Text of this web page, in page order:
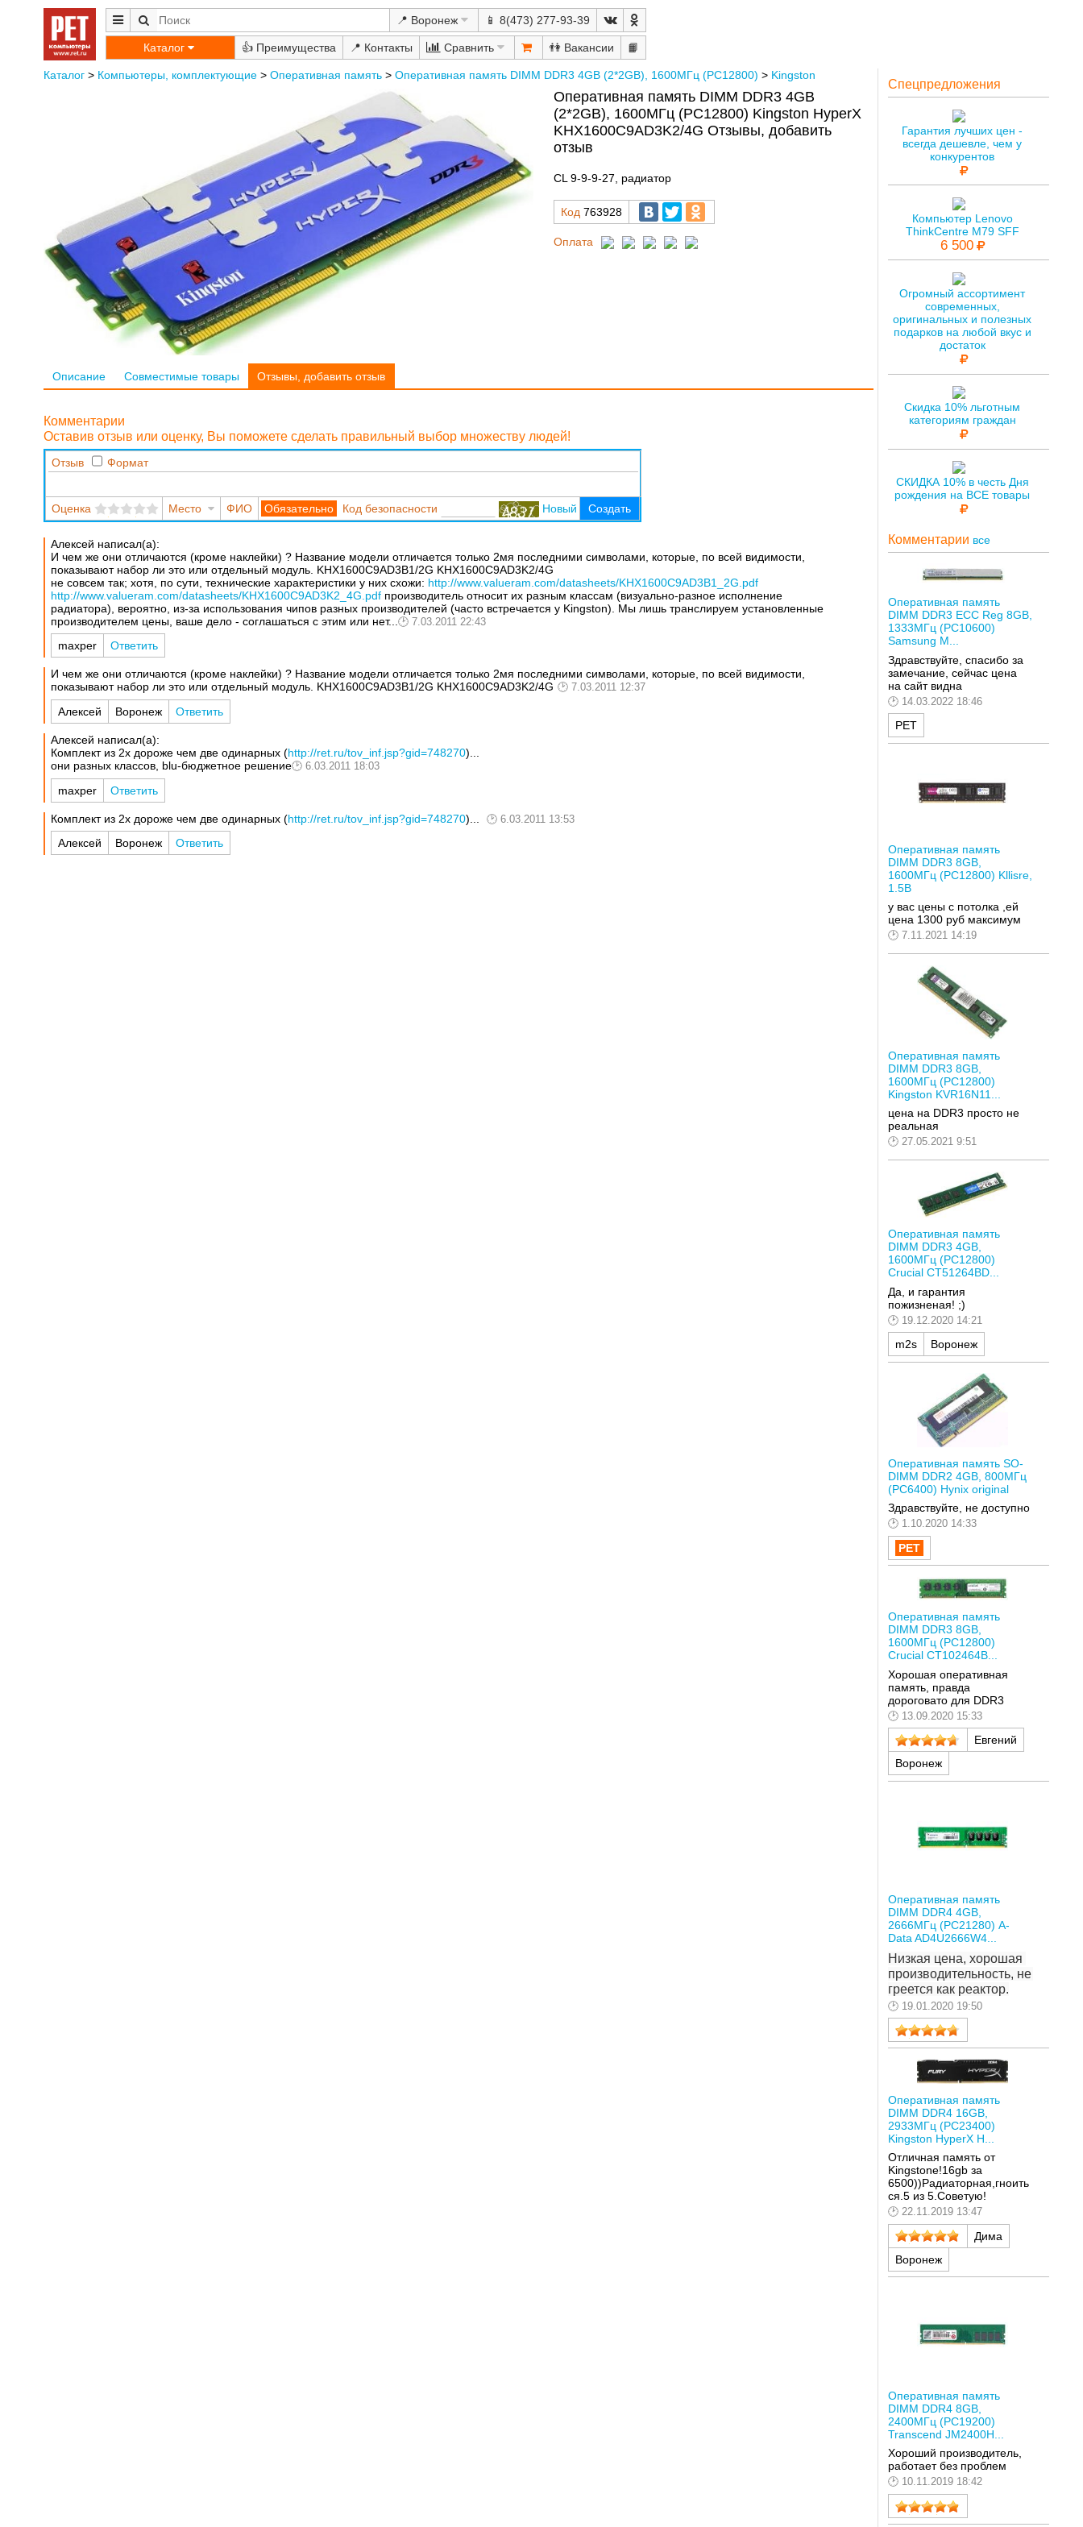
📍 Воронеж 📱 8(473) 277-93-39
Каталог 👍 📍 Сравнить 👫 📙
Каталог> Компьютеры, комплектующие> Оперативная память> Оперативная память DIMM DDR3 4GB (2*2GB), 1600МГц (PC12800) > Kingston
Оперативная память DIMM DDR3 4GB
(2*2GB), 1600МГц (PC12800) Kingston HyperX
KHX1600C9AD3K2/4G Отзывы, добавить
отзыв
CL 9-9-9-27, радиатор
Код 763928
Оплата
Описание Совместимые товары Отзывы, добавить отзыв
Комментарии
Оставив отзыв или оценку, Вы поможете сделать правильный выбор множеству людей!
Отзыв Формат
Оценка Место ФИО Код безопасности Новый Создать
Алексей написал(а):
И чем же они отличаются (кроме наклейки) ? Название модели отличается только 2мя последними символами, которые, по всей видимости,
показывают набор ли это или отдельный модуль. KHX1600C9AD3B1/2G KHX1600C9AD3K2/4G
не совсем так; хотя, по сути, технические характеристики у них схожи: http://www.valueram.com/datasheets/KHX1600C9AD3B1_2G.pdf
http://www.valueram.com/datasheets/KHX1600C9AD3K2_4G.pdf производитель относит их разным классам (визуально-разное исполнение
радиатора), вероятно, из-за использования чипов разных производителей (часто встречается у Kingston). Мы лишь транслируем установленные
производителем цены, ваше дело - соглашаться с этим или нет...
7.03.2011 22:43
maxper Ответить
И чем же они отличаются (кроме наклейки) ? Название модели отличается только 2мя последними символами, которые, по всей видимости,
показывают набор ли это или отдельный модуль. KHX1600C9AD3B1/2G KHX1600C9AD3K2/4G
7.03.2011 12:37
Алексей Воронеж Ответить
Алексей написал(а):
Комплект из 2х дороже чем две одинарных (http://ret.ru/tov_inf.jsp?gid=748270)...
они разных классов, blu-бюджетное решение
6.03.2011 18:03
maxper Ответить
Комплект из 2х дороже чем две одинарных (http://ret.ru/tov_inf.jsp?gid=748270)... 6.03.2011 13:53
Алексей Воронеж Ответить
Спецпредложения
Гарантия лучших цен -
всегда дешевле, чем у
конкурентов
Компьютер Lenovo
ThinkCentre M79 SFF
6 500
Огромный ассортимент
современных,
оригинальных и полезных
подарков на любой вкус и
достаток
Скидка 10% льготным
категориям граждан
СКИДКА 10% в честь Дня
рождения на ВСЕ товары
Комментарии все
Оперативная память
DIMM DDR3 ECC Reg 8GB,
1333МГц (PC10600)
Samsung M...
Здравствуйте, спасибо за
замечание, сейчас цена
на сайт видна
14.03.2022 18:46
РЕТ
Оперативная память
DIMM DDR3 8GB,
1600МГц (PC12800) Kllisre,
1.5В
у вас цены с потолка ,ей
цена 1300 руб максимум
7.11.2021 14:19
Оперативная память
DIMM DDR3 8GB,
1600МГц (PC12800)
Kingston KVR16N11...
цена на DDR3 просто не
реальная
27.05.2021 9:51
Оперативная память
DIMM DDR3 4GB,
1600МГц (PC12800)
Crucial CT51264BD...
Да, и гарантия
пожизненая! ;)
19.12.2020 14:21
m2s Воронеж
Оперативная память SO-
DIMM DDR2 4GB, 800МГц
(PC6400) Hynix original
Здравствуйте, не доступно
1.10.2020 14:33
Оперативная память
DIMM DDR3 8GB,
1600МГц (PC12800)
Crucial CT102464B...
Хорошая оперативная
память, правда
дороговато для DDR3
13.09.2020 15:33
Евгений
Воронеж
Оперативная память
DIMM DDR4 4GB,
2666МГц (PC21280) A-
Data AD4U2666W4...
Низкая цена, хорошая
производительность, не
греется как реактор.
19.01.2020 19:50
Оперативная память
DIMM DDR4 16GB,
2933МГц (PC23400)
Kingston HyperX H...
Отличная память от
Kingstone!16gb за
6500))Радиаторная,гноить
ся.5 из 5.Советую!
22.11.2019 13:47
Дима
Воронеж
Оперативная память
DIMM DDR4 8GB,
2400МГц (PC19200)
Transcend JM2400H...
Хороший производитель,
работает без проблем
10.11.2019 18:42